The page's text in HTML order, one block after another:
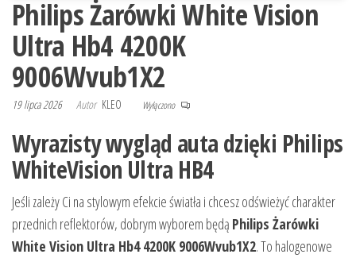
Philips Żarówki White Vision
Ultra Hb4 4200K
9006Wvub1X2
19 lipca 2026 Autor KLEO Wyłączono
Wyrazisty wygląd auta dzięki Philips
WhiteVision Ultra HB4
Jeśli zależy Ci na stylowym efekcie światła i chcesz odświeżyć charakter
przednich reflektorów, dobrym wyborem będą Philips Żarówki
White Vision Ultra Hb4 4200K 9006Wvub1X2. To halogenowe